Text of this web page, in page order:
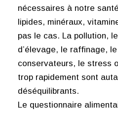
nécessaires à notre
lipides, minéraux,
pas le cas. La pollution,
d’élevage, le raffinage,
conservateurs, le stress
trop rapidement sont
déséquilibrants.
Le questionnaire